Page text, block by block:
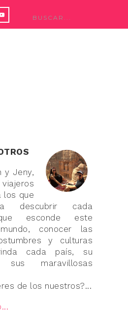
y Jeny,
los que
descubrir cada
esconde este
conocer las
y culturas
cada país, su
maravillosas
de los nuestros?...